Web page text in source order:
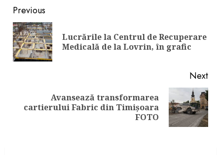
Continue
Reading
Previous
Lucrările la Centrul de Recuperare
Medicală de la Lovrin, în grafic
Next
Next
Avansează transformarea
cartierului Fabric din Timişoara
FOTO